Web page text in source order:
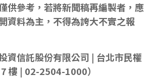
供參考，若將新聞稿再編製者，應
資料為主，不得為誇大不實之報
資信託股份有限公司 | 台北市民權
樓 | 02-2504-1000）